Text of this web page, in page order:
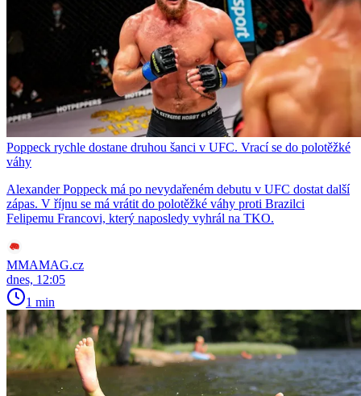
Poppeck rychle dostane druhou šanci v UFC. Vrací se do polotěžké
váhy
Alexander Poppeck má po nevydařeném debutu v UFC dostat další
zápas. V říjnu se má vrátit do polotěžké váhy proti Brazilci
Felipemu Francovi, který naposledy vyhrál na TKO.
MMAMAG.cz
dnes, 12:05
1 min